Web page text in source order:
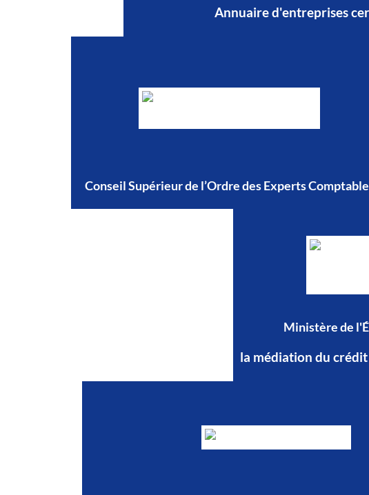
Annuaire d'entreprises
Conseil Supérieur de l’Ordre des Experts
Ministère de
la médiation du